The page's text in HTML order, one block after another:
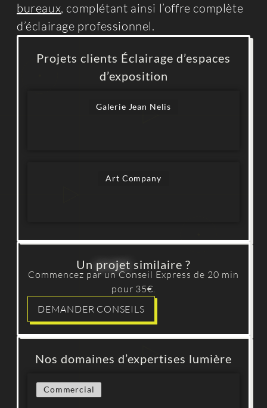
bureaux, complétant ainsi l’offre complète
d’éclairage professionnel.
Projets clients Éclairage d’espaces
d’exposition
Galerie Jean Nelis
Art Company
Un projet similaire ?
Commencez par un Conseil Express de 20 min
pour 35€.
DEMANDER CONSEILS
Nos domaines d’expertises lumière
Commercial